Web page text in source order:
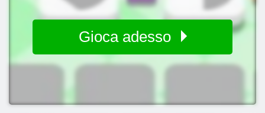
Gioca adesso